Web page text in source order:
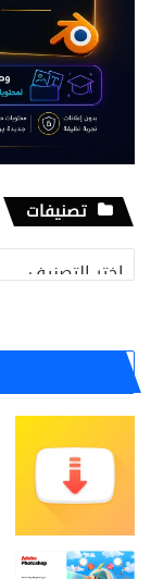
تصنيفات
تصنيفات